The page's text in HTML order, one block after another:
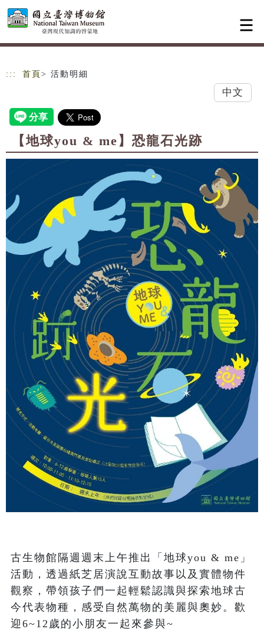
跳到主要內容
網站導覽
::: 首頁 > 活動明細
中文
【地球you & me】恐龍石光跡
古生物館隔週週末上午推出「地球you & me」
活動，透過紙芝居演說互動故事以及實體物件
觀察，帶領孩子們一起輕鬆認識與探索地球古
今代表物種，感受自然萬物的美麗與奧妙。歡
迎6~12歲的小朋友一起來參與~